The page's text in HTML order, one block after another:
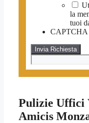
la
tuoi
CAPTCHA
Pulizie Uffici
Amicis